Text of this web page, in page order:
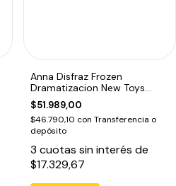
Anna Disfraz Frozen
Dramatizacion New Toys
Original Educando1
$51.989,00
$46.790,10 con Transferencia o
depósito
3 cuotas sin interés de
$17.329,67